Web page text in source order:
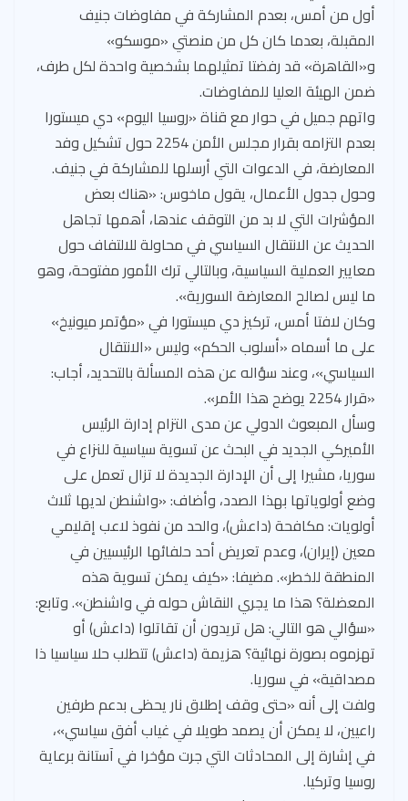
أول من أمس، بعدم المشاركة في مفاوضات جنيف
المقبلة، بعدما كان كل من منصتي «موسكو»
و«القاهرة» قد رفضتا تمثيلهما بشخصية واحدة لكل طرف،
ضمن الهيئة العليا للمفاوضات.
واتهم جميل في حوار مع قناة «روسيا اليوم» دي ميستورا
بعدم التزامه بقرار مجلس الأمن 2254 حول تشكيل وفد
المعارضة، في الدعوات التي أرسلها للمشاركة في جنيف.
وحول جدول الأعمال، يقول ماخوس: «هناك بعض
المؤشرات التي لا بد من التوقف عندها، أهمها تجاهل
الحديث عن الانتقال السياسي في محاولة للالتفاف حول
معايير العملية السياسية، وبالتالي ترك الأمور مفتوحة، وهو
ما ليس لصالح المعارضة السورية».
وكان لافتا أمس، تركيز دي ميستورا في «مؤتمر ميونيخ»
على ما أسماه «أسلوب الحكم» وليس «الانتقال
السياسي»، وعند سؤاله عن هذه المسألة بالتحديد، أجاب:
«قرار 2254 يوضح هذا الأمر».
وسأل المبعوث الدولي عن مدى التزام إدارة الرئيس
الأميركي الجديد في البحث عن تسوية سياسية للنزاع في
سوريا، مشيرا إلى أن الإدارة الجديدة لا تزال تعمل على
وضع أولوياتها بهذا الصدد، وأضاف: «واشنطن لديها ثلاث
أولويات: مكافحة (داعش)، والحد من نفوذ لاعب إقليمي
معين (إيران)، وعدم تعريض أحد حلفائها الرئيسيين في
المنطقة للخطر». مضيفا: «كيف يمكن تسوية هذه
المعضلة؟ هذا ما يجري النقاش حوله في واشنطن». وتابع:
«سؤالي هو التالي: هل تريدون أن تقاتلوا (داعش) أو
تهزموه بصورة نهائية؟ هزيمة (داعش) تتطلب حلا سياسيا ذا
مصداقية» في سوريا.
ولفت إلى أنه «حتى وقف إطلاق نار يحظى بدعم طرفين
راعيين، لا يمكن أن يصمد طويلا في غياب أفق سياسي»،
في إشارة إلى المحادثات التي جرت مؤخرا في آستانة برعاية
روسيا وتركيا.